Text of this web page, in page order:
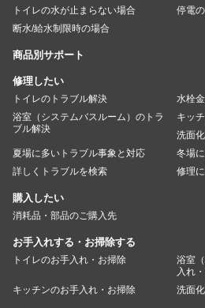
トイレの水が止まらない場合
停電
断水/給水制限時の場合
商品別サポート
修理したい
トイレのトラブル解決
水栓
浴室（システムバスルーム）のトラ
ブル解決
キッ
洗面
夏場に多いトラブル事象と対応
冬場
詳しくトラブルを検索
修理
購入したい
消耗品・部品のご購入先
お手入れする・お掃除する
トイレのお手入れ・お掃除
浴室
入れ
キッチンのお手入れ・お掃除
洗面